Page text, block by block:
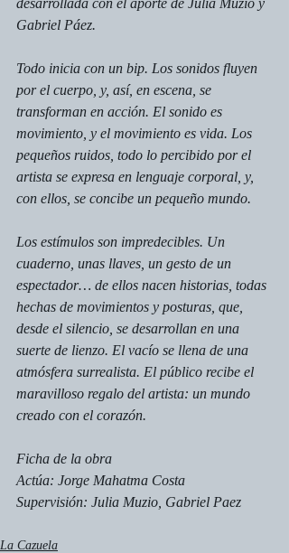
desarrollada con el aporte de Julia Muzio y
Gabriel Páez.
Todo inicia con un bip. Los sonidos fluyen
por el cuerpo, y, así, en escena, se
transforman en acción. El sonido es
movimiento, y el movimiento es vida. Los
pequeños ruidos, todo lo percibido por el
artista se expresa en lenguaje corporal, y,
con ellos, se concibe un pequeño mundo.
Los estímulos son impredecibles. Un
cuaderno, unas llaves, un gesto de un
espectador… de ellos nacen historias, todas
hechas de movimientos y posturas, que,
desde el silencio, se desarrollan en una
suerte de lienzo. El vacío se llena de una
atmósfera surrealista. El público recibe el
maravilloso regalo del artista: un mundo
creado con el corazón.
Ficha de la obra
Actúa: Jorge Mahatma Costa
Supervisión: Julia Muzio, Gabriel Paez
La Cazuela